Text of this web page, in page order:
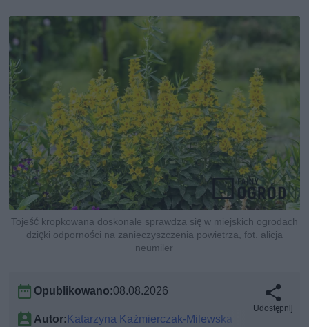
Tojeść kropkowana doskonale sprawdza się w miejskich ogrodach
dzięki odporności na zanieczyszczenia powietrza, fot. alicja
neumiler
Opublikowano:08.08.2026
Autor:Katarzyna Kaźmierczak-Milewska
Udostępnij